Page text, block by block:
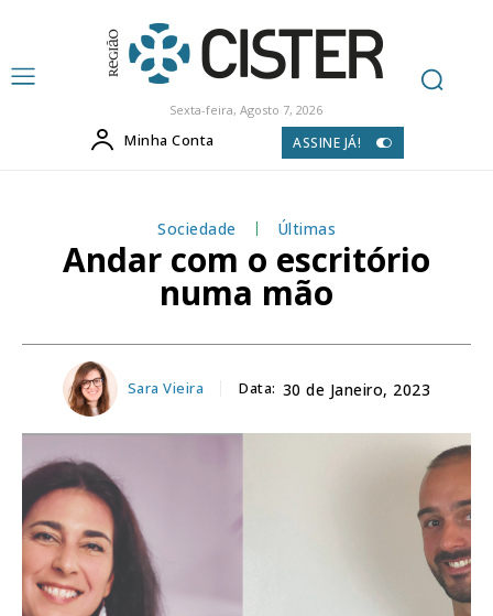
Sexta-feira, Agosto 7, 2026
Minha Conta ASSINE JÁ!
Sociedade Últimas
Andar com o escritório
numa mão
Sara Vieira Data: 30 de Janeiro, 2023